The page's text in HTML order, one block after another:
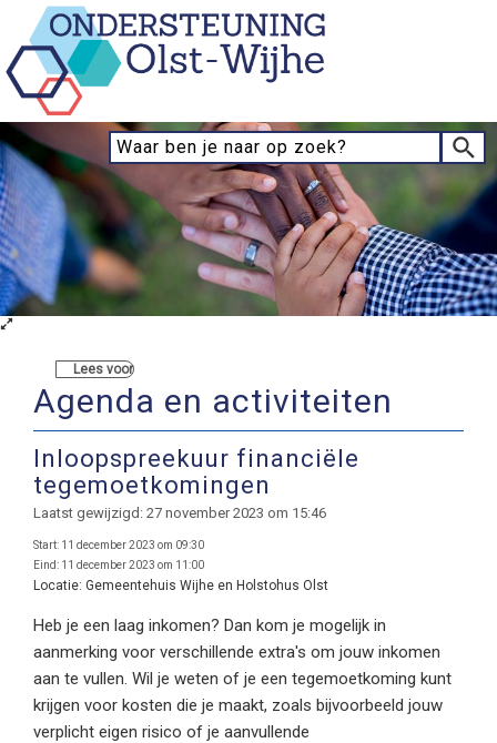
Lees voor
Agenda en activiteiten
Inloopspreekuur financiële
tegemoetkomingen
Laatst gewijzigd: 27 november 2023 om 15:46
Start: 11 december 2023 om 09:30
Eind: 11 december 2023 om 11:00
Locatie: Gemeentehuis Wijhe en Holstohus Olst
Heb je een laag inkomen? Dan kom je mogelijk in
aanmerking voor verschillende extra's om jouw inkomen
aan te vullen. Wil je weten of je een tegemoetkoming kunt
krijgen voor kosten die je maakt, zoals bijvoorbeeld jouw
verplicht eigen risico of je aanvullende